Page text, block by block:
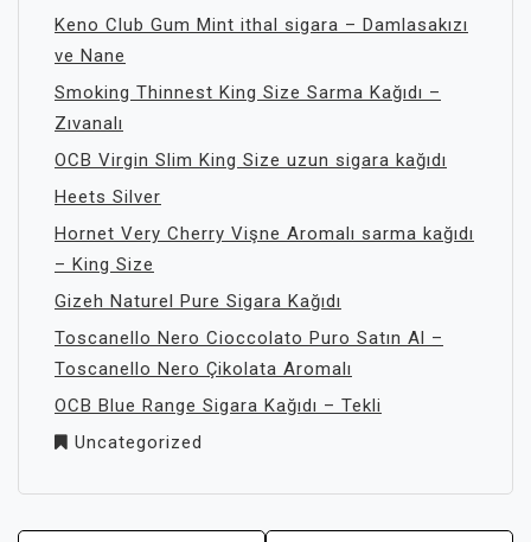
Keno Club Gum Mint ithal sigara – Damlasakızı
ve Nane
Smoking Thinnest King Size Sarma Kağıdı –
Zıvanalı
OCB Virgin Slim King Size uzun sigara kağıdı
Heets Silver
Hornet Very Cherry Vişne Aromalı sarma kağıdı
– King Size
Gizeh Naturel Pure Sigara Kağıdı
Toscanello Nero Cioccolato Puro Satın Al –
Toscanello Nero Çikolata Aromalı
OCB Blue Range Sigara Kağıdı – Tekli
Uncategorized